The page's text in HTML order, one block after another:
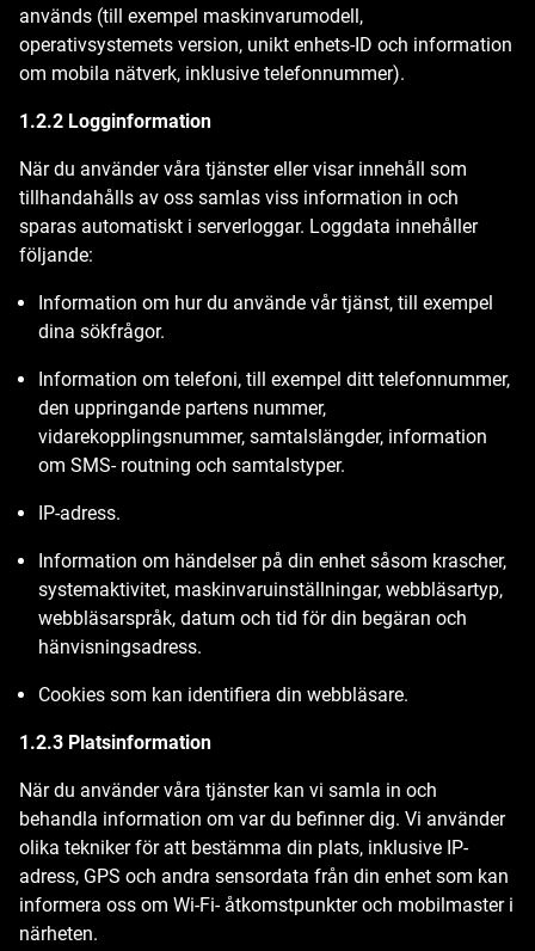
används (till exempel maskinvarumodell,
operativsystemets version, unikt enhets-ID och information
om mobila nätverk, inklusive telefonnummer).
1.2.2 Logginformation
När du använder våra tjänster eller visar innehåll som
tillhandahålls av oss samlas viss information in och
sparas automatiskt i serverloggar. Loggdata innehåller
följande:
Information om hur du använde vår tjänst, till exempel
dina sökfrågor.
Information om telefoni, till exempel ditt telefonnummer,
den uppringande partens nummer,
vidarekopplingsnummer, samtalslängder, information
om SMS- routning och samtalstyper.
IP-adress.
Information om händelser på din enhet såsom krascher,
systemaktivitet, maskinvaruinställningar, webbläsartyp,
webbläsarspråk, datum och tid för din begäran och
hänvisningsadress.
Cookies som kan identifiera din webbläsare.
1.2.3 Platsinformation
När du använder våra tjänster kan vi samla in och
behandla information om var du befinner dig. Vi använder
olika tekniker för att bestämma din plats, inklusive IP-
adress, GPS och andra sensordata från din enhet som kan
informera oss om Wi-Fi- åtkomstpunkter och mobilmaster i
närheten.